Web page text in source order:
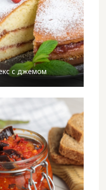
с джемом